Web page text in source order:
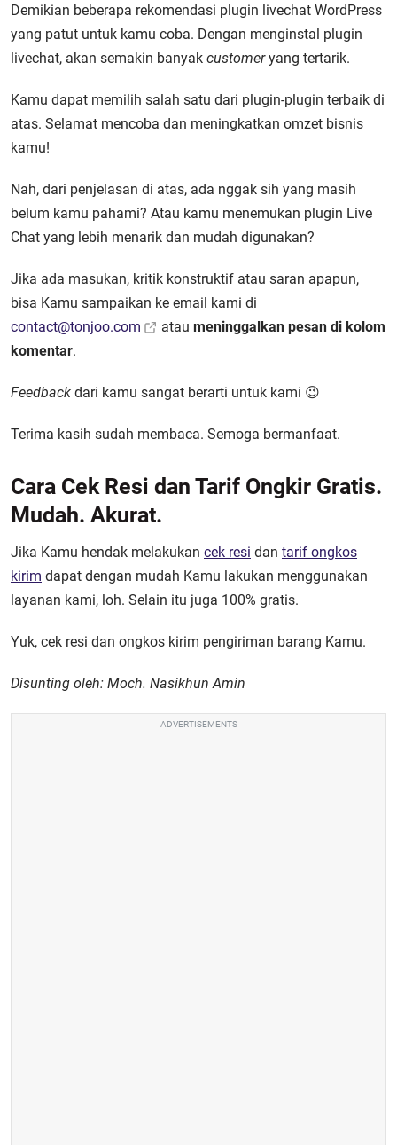
Demikian beberapa rekomendasi plugin livechat WordPress
yang patut untuk kamu coba. Dengan menginstal plugin
livechat, akan semakin banyak customeryang tertarik.
Kamu dapat memilih salah satu dari plugin-plugin terbaik di
atas. Selamat mencoba dan meningkatkan omzet bisnis
kamu!
Nah, dari penjelasan di atas, ada nggak sih yang masih
belum kamu pahami? Atau kamu menemukan plugin Live
Chat yang lebih menarik dan mudah digunakan?
Jika ada masukan, kritik konstruktif atau saran apapun,
bisa Kamu sampaikan ke email kami di
contact@tonjoo.com
atau meninggalkan pesan di kolom
komentar.
Feedback dari kamu sangat berarti untuk kami 😉
Terima kasih sudah membaca. Semoga bermanfaat.
Cara Cek Resi dan Tarif Ongkir Gratis.
Mudah. Akurat.
Jika Kamu hendak melakukan cek resi dan tarif ongkos
kirim dapat dengan mudah Kamu lakukan menggunakan
layanan kami, loh. Selain itu juga 100% gratis.
Yuk, cek resi dan ongkos kirim pengiriman barang Kamu.
Disunting oleh: Moch. Nasikhun Amin
ADVERTISEMENTS